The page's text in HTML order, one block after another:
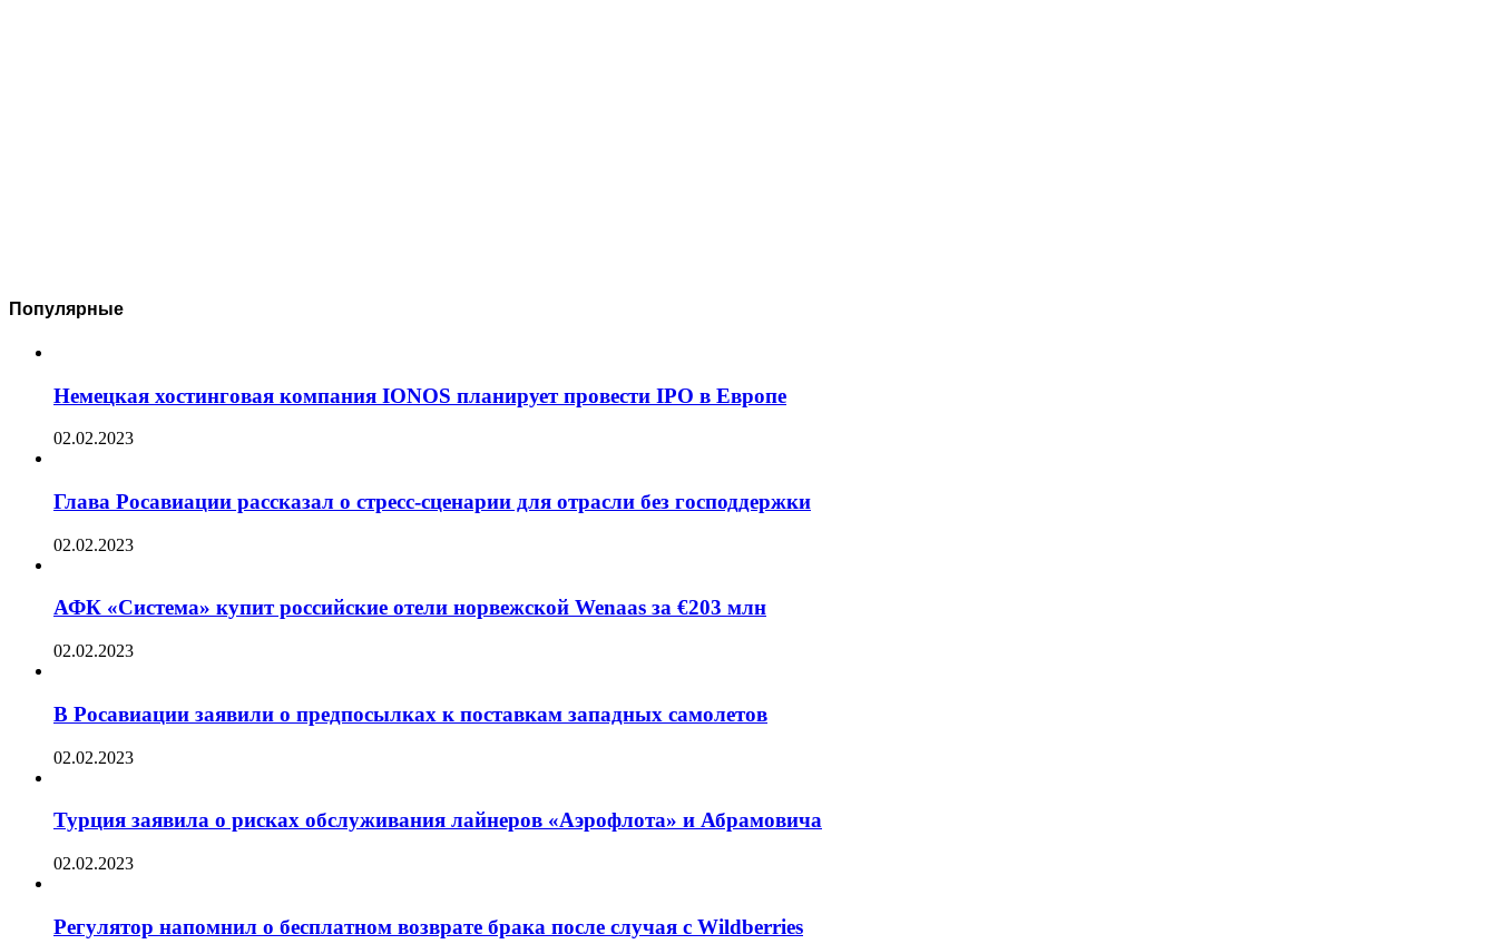
Популярные
Немецкая хостинговая компания IONOS планирует провести IPO в Европе
02.02.2023
Глава Росавиации рассказал о стресс-сценарии для отрасли без господдержки
02.02.2023
АФК «Система» купит российские отели норвежской Wenaas за €203 млн
02.02.2023
В Росавиации заявили о предпосылках к поставкам западных самолетов
02.02.2023
Турция заявила о рисках обслуживания лайнеров «Аэрофлота» и Абрамовича
02.02.2023
Регулятор напомнил о бесплатном возврате брака после случая с Wildberries